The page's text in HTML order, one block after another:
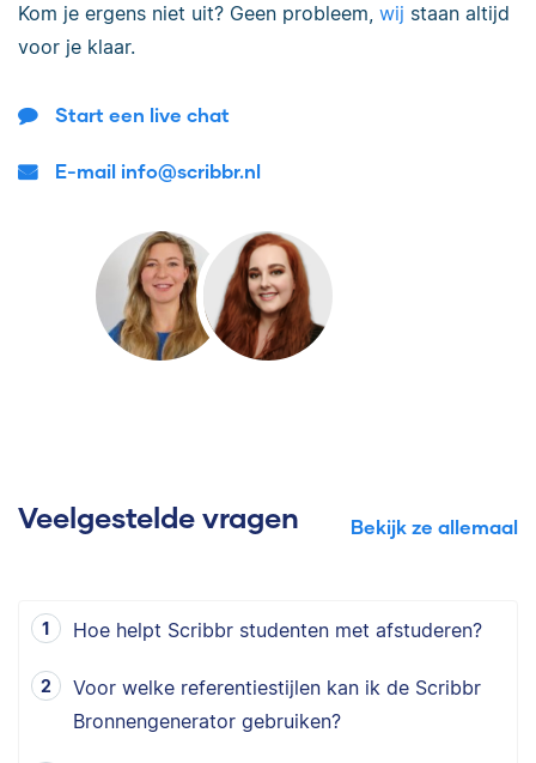
Kom je ergens niet uit? Geen probleem, wij staan altijd
voor je klaar.
Start een live chat
E-mail info@scribbr.nl
Veelgestelde vragen Bekijk ze allemaal
Hoe helpt Scribbr studenten met afstuderen?
Voor welke referentiestijlen kan ik de Scribbr
Bronnengenerator gebruiken?